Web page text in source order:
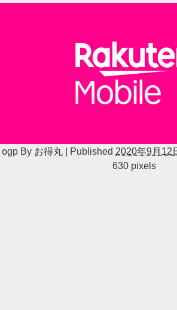
ogp By お得丸 Published 2020年9月12
630pixels